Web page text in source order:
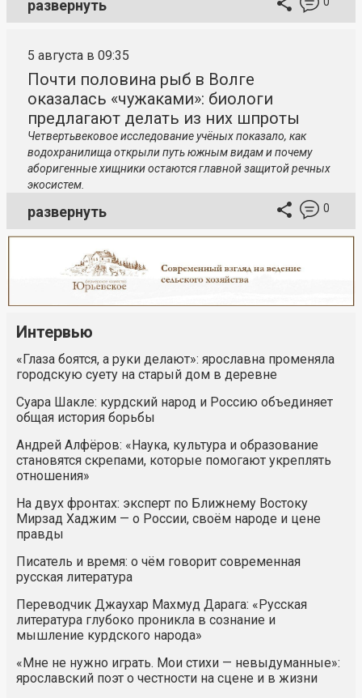
развернуть
5 августа в 09:35
Почти половина рыб в Волге
оказалась «чужаками»: биологи
предлагают делать из них шпроты
Четвертьвековое исследование учёных показало, как
водохранилища открыли путь южным видам и почему
аборигенные хищники остаются главной защитой речных
экосистем.
развернуть 0
Интервью
«Глаза боятся, а руки делают»: ярославна променяла
городскую суету на старый дом в деревне
Суара Шакле: курдский народ и Россию объединяет
общая история борьбы
Андрей Алфёров: «Наука, культура и образование
становятся скрепами, которые помогают укреплять
отношения»
На двух фронтах: эксперт по Ближнему Востоку
Мирзад Хаджим — о России, своём народе и цене
правды
Писатель и время: о чём говорит современная
русская литература
Переводчик Джаухар Махмуд Дарага: «Русская
литература глубоко проникла в сознание и
мышление курдского народа»
«Мне не нужно играть. Мои стихи — невыдуманные»:
ярославский поэт о честности на сцене и в жизни